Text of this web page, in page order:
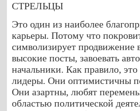
СТРЕЛЬЦЫ
Это один из наиболее
карьеры. Потому что
символизирует продвижение
высокие посты, завоевать
начальники. Как правило,
лидеры. Они оптимистичны
Они азартны, любят
областью политической